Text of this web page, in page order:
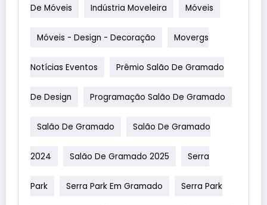
De Móveis Indústria Moveleira Móveis
Móveis - Design - Decoração Movergs
Notícias Eventos Prêmio Salão De Gramado
De Design Programação Salão De Gramado
Salão De Gramado Salão De Gramado
2024 Salão De Gramado 2025 Serra
Park Serra Park Em Gramado Serra Park